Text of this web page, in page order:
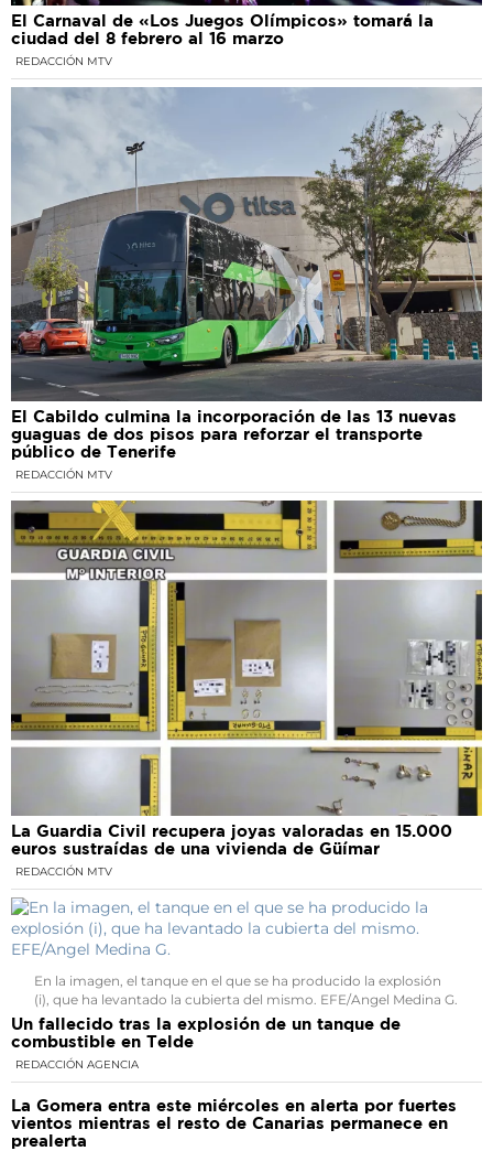
El Carnaval de «Los Juegos Olímpicos» tomará la
ciudad del 8 febrero al 16 marzo
REDACCIÓN MTV
El Cabildo culmina la incorporación de las 13 nuevas
guaguas de dos pisos para reforzar el transporte
público de Tenerife
REDACCIÓN MTV
La Guardia Civil recupera joyas valoradas en 15.000
euros sustraídas de una vivienda de Güímar
REDACCIÓN MTV
En la imagen, el tanque en el que se ha producido la explosión
(i), que ha levantado la cubierta del mismo. EFE/Angel Medina G.
Un fallecido tras la explosión de un tanque de
combustible en Telde
REDACCIÓN AGENCIA
La Gomera entra este miércoles en alerta por fuertes
vientos mientras el resto de Canarias permanece en
prealerta